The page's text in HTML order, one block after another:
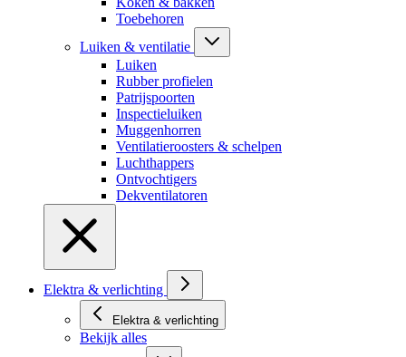
Toebehoren
Luiken & ventilatie
Luiken
Rubber profielen
Patrijspoorten
Inspectieluiken
Muggenhorren
Ventilatieroosters & schelpen
Luchthappers
Ontvochtigers
Dekventilatoren
Elektra & verlichting
Elektra & verlichting
Bekijk alles